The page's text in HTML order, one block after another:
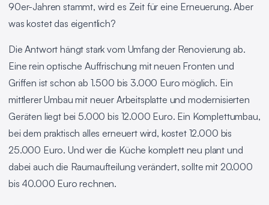
90er-Jahren stammt, wird es Zeit für eine Erneuerung. Aber
was kostet das eigentlich?
Die Antwort hängt stark vom Umfang der Renovierung ab.
Eine rein optische Auffrischung mit neuen Fronten und
Griffen ist schon ab 1.500 bis 3.000 Euro möglich. Ein
mittlerer Umbau mit neuer Arbeitsplatte und modernisierten
Geräten liegt bei 5.000 bis 12.000 Euro. Ein Komplettumbau,
bei dem praktisch alles erneuert wird, kostet 12.000 bis
25.000 Euro. Und wer die Küche komplett neu plant und
dabei auch die Raumaufteilung verändert, sollte mit 20.000
bis 40.000 Euro rechnen.